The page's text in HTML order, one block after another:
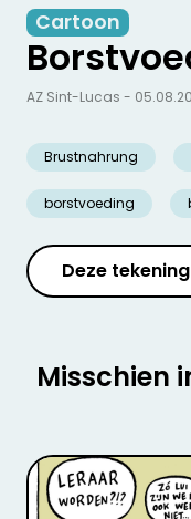
Cartoon
Brustnahrung
borstvoeding
AZ Sint-Lucas -
Deze
Misschien